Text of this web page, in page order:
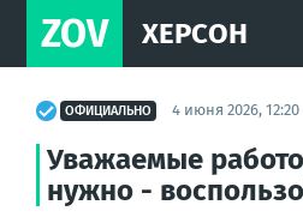
ZOV ХЕРСОН
ОФИЦИАЛЬНО 4 июня 2026, 12:20
Уважаемые
нужно -